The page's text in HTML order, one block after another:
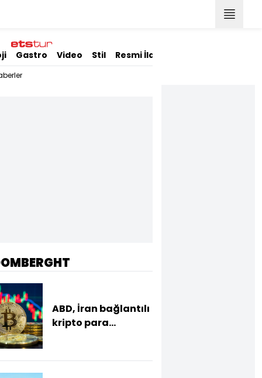
Gastro Video Stil Resmi İlanlar
ABD, İran bağlantılı
kripto para